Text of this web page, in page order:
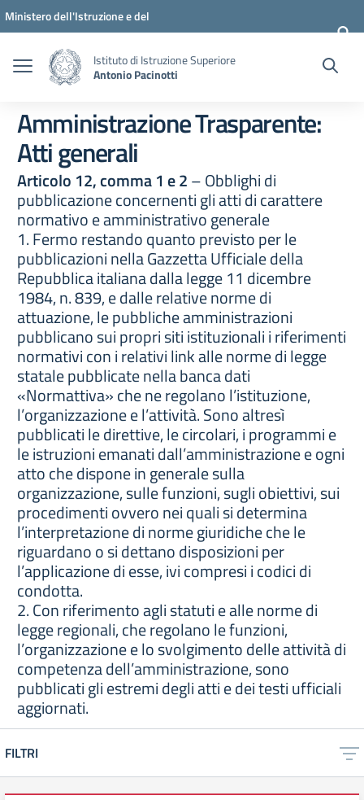
Vai ai contenuti
Vai al menu di navigazione
Vai al footer
Ministero dell'Istruzione e del
Istituto di Istruzione Superiore
Antonio Pacinotti
Amministrazione Trasparente:
Atti generali
Articolo 12, comma 1 e 2– Obblighi di
pubblicazione concernenti gli atti di carattere
normativo e amministrativo generale
1. Fermo restando quanto previsto per le
pubblicazioni nella Gazzetta Ufficiale della
Repubblica italiana dalla legge 11 dicembre
1984, n. 839, e dalle relative norme di
attuazione, le pubbliche amministrazioni
pubblicano sui propri siti istituzionali i riferimenti
normativi con i relativi link alle norme di legge
statale pubblicate nella banca dati
«Normattiva» che ne regolano l’istituzione,
l’organizzazione e l’attività. Sono altresì
pubblicati le direttive, le circolari, i programmi e
le istruzioni emanati dall’amministrazione e ogni
atto che dispone in generale sulla
organizzazione, sulle funzioni, sugli obiettivi, sui
procedimenti ovvero nei quali si determina
l’interpretazione di norme giuridiche che le
riguardano o si dettano disposizioni per
l’applicazione di esse, ivi compresi i codici di
condotta.
2. Con riferimento agli statuti e alle norme di
legge regionali, che regolano le funzioni,
l’organizzazione e lo svolgimento delle attività di
competenza dell’amministrazione, sono
pubblicati gli estremi degli atti e dei testi ufficiali
aggiornati.
FILTRI